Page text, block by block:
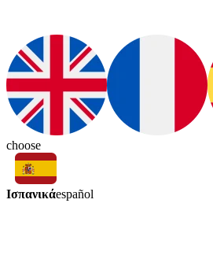
choose
Ισπανικάespañol